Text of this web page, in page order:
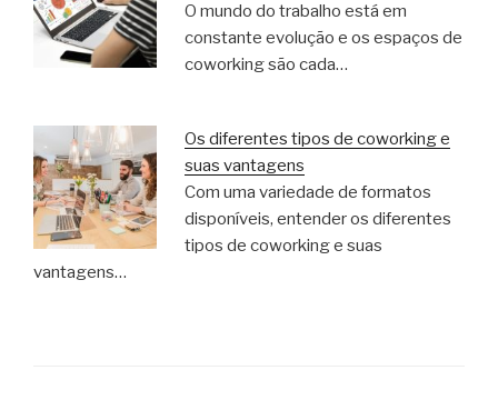
O mundo do trabalho está em
constante evolução e os espaços de
coworking são cada…
Os diferentes tipos de coworking e
suas vantagens
Com uma variedade de formatos
disponíveis, entender os diferentes
tipos de coworking e suas
vantagens…